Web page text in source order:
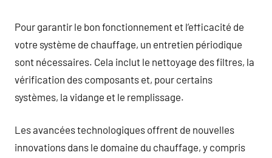
Pour garantir le bon fonctionnement et l’efficacité de
votre système de chauffage, un entretien périodique
sont nécessaires. Cela inclut le nettoyage des filtres, la
vérification des composants et, pour certains
systèmes, la vidange et le remplissage.
Les avancées technologiques offrent de nouvelles
innovations dans le domaine du chauffage, y compris